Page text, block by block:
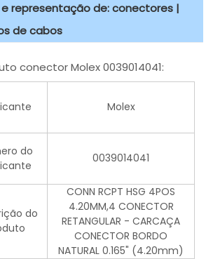
representação de: conectores |
de cabos
conector Molex 0039014041:
Molex
do
0039014041
do
CONN RCPT HSG 4POS
4.20MM,4 CONECTOR
RETANGULAR - CARCAÇA
CONECTOR BORDO
NATURAL 0.165" (4.20mm)